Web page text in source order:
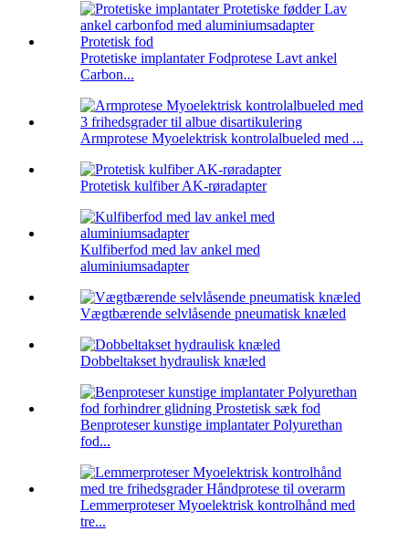
Protetiske implantater Fodprotese Lavt ankel
Carbon...
Armprotese Myoelektrisk kontrolalbueled med ...
Protetisk kulfiber AK-røradapter
Kulfiberfod med lav ankel med
aluminiumsadapter
Vægtbærende selvlåsende pneumatisk knæled
Dobbeltakset hydraulisk knæled
Benproteser kunstige implantater Polyurethan
fod...
Lemmerproteser Myoelektrisk kontrolhånd med
tre...